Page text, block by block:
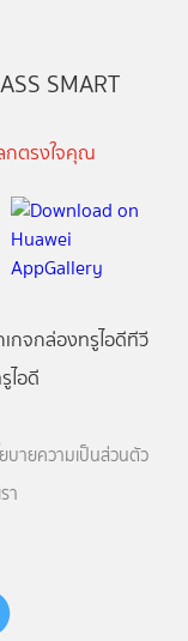
SMART
กตรงใจคุณ
กจกล่องทรูไอดีทีวี
ไอดี
บายความเป็นส่วนตัว
า